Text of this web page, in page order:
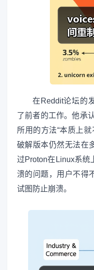
在Reddit论坛的
了前者的工作。他承
所用的方法“本质上
破解版本仍然无法在
过Proton在Linux系统
溃的问题，用户不得
试图防止崩溃。